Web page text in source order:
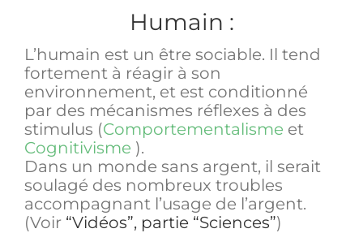
Humain :
L’humain est un être sociable. Il tend
fortement à réagir à son
environnement, et est conditionné
par des mécanismes réflexes à des
stimulus (Comportementalisme et
Cognitivisme ).
Dans un monde sans argent, il serait
soulagé des nombreux troubles
accompagnant l’usage de l’argent.
(Voir “Vidéos”, partie “Sciences”)